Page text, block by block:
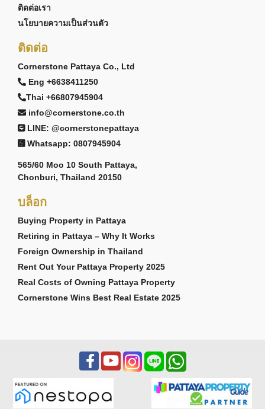
ติดต่อเรา
นโยบายความเป็นส่วนตัว
ติดต่อ
Cornerstone Pattaya Co., Ltd
Eng +6638411250
Thai +66807945904
info@cornerstone.co.th
LINE: @cornerstonepattaya
Whatsapp: 0807945904
565/60 Moo 10 South Pattaya,
Chonburi, Thailand 20150
บล็อก
Buying Property in Pattaya
Retiring in Pattaya – Why It Works
Foreign Ownership in Thailand
Rent Out Your Pattaya Property 2025
Real Costs of Owning Pattaya Property
Cornerstone Wins Best Real Estate 2025